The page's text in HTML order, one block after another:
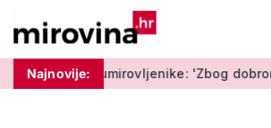
Najnovije:'Zbog dobronamjernosti